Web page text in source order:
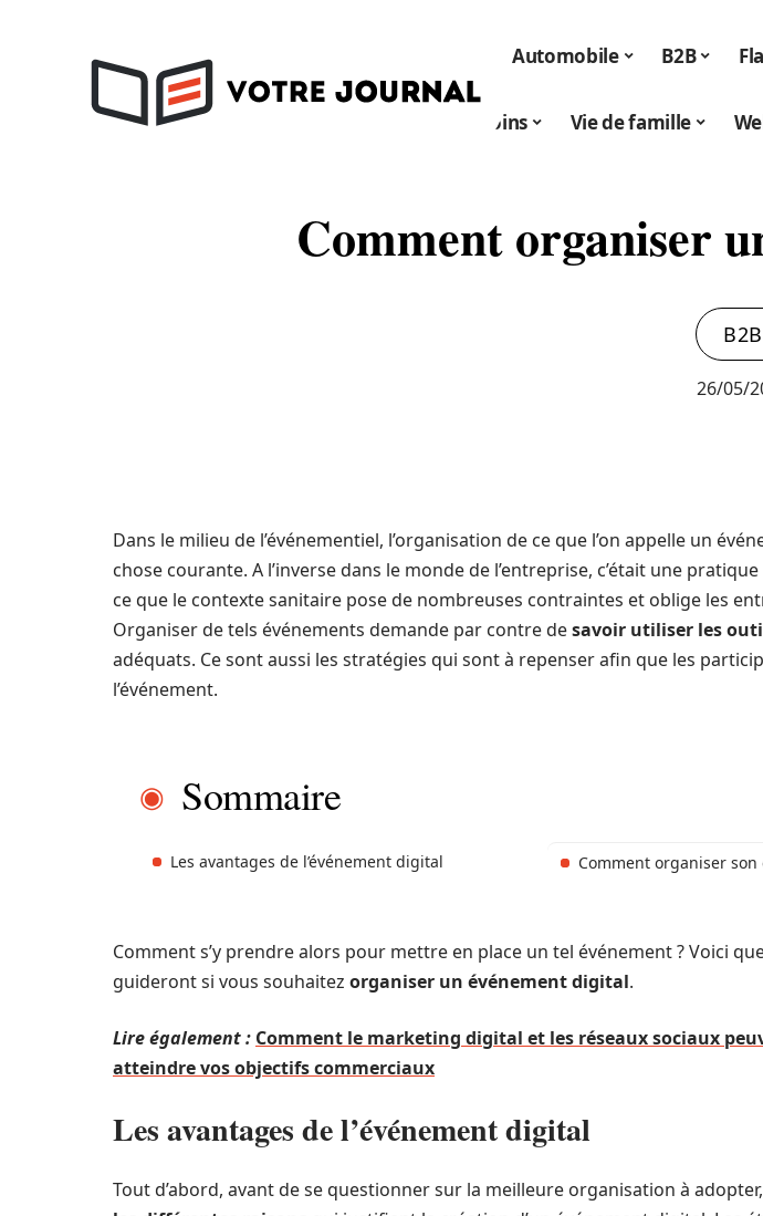
Automobile B2B
Soins Vie de famille
Comment organiser
B2B
26/05/
Dans le milieu de l’événementiel, l’organisation de ce que l’on appelle un
chose courante. A l’inverse dans le monde de l’entreprise, c’était une
ce que le contexte sanitaire pose de nombreuses contraintes et oblige les
Organiser de tels événements demande par contre desavoir utiliser les
adéquats. Ce sont aussi les stratégies qui sont à repenser afin que les
l’événement.
Sommaire
Les avantages de l’événement digital Comment organiser
Comment s’y prendre alors pour mettre en place un tel événement ? Voici
guideront si vous souhaitez organiser un événement digital.
Lire également : Comment le marketing digital et les réseaux sociaux
atteindre vos objectifs commerciaux
Les avantages de l’événement digital
Tout d’abord, avant de se questionner sur la meilleure organisation à